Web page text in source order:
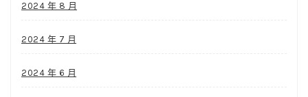
2024 年 8 月
2024 年 7 月
2024 年 6 月